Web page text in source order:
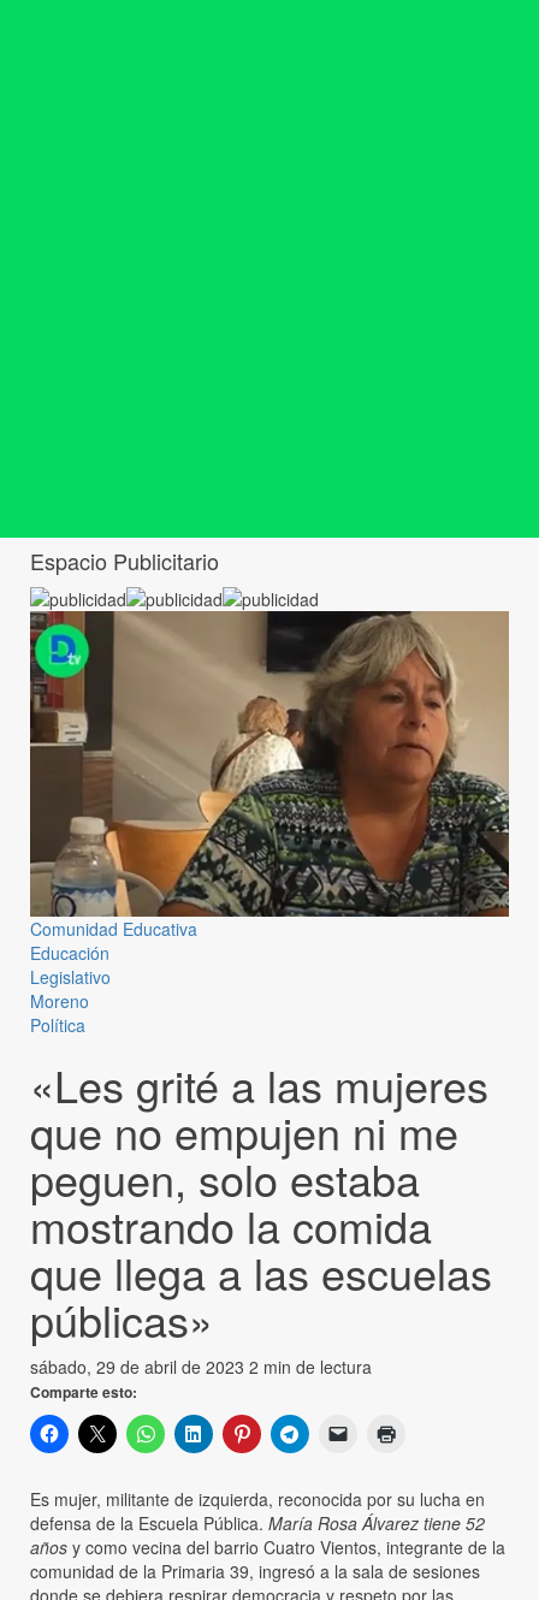
Espacio Publicitario
Comunidad Educativa
Educación
Legislativo
Moreno
Política
«Les grité a las mujeres
que no empujen ni me
peguen, solo estaba
mostrando la comida
que llega a las escuelas
públicas»
sábado, 29 de abril de 2023 2 min de lectura
Comparte esto:
Es mujer, militante de izquierda, reconocida por su lucha en
defensa de la Escuela Pública. María Rosa Álvarez tiene 52
años y como vecina del barrio Cuatro Vientos, integrante de la
comunidad de la Primaria 39, ingresó a la sala de sesiones
donde se debiera respirar democracia y respeto por las